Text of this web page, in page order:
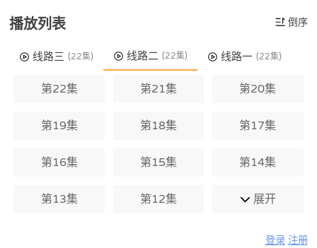
播放列表 倒序
线路三 (22集) 线路二 (22集) 线路一 (22集)
第22集 第21集 第20集
第19集 第18集 第17集
第16集 第15集 第14集
第13集 第12集 展开
登录 注册